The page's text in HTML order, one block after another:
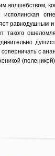
волшебством,
равно­душным
такого
с